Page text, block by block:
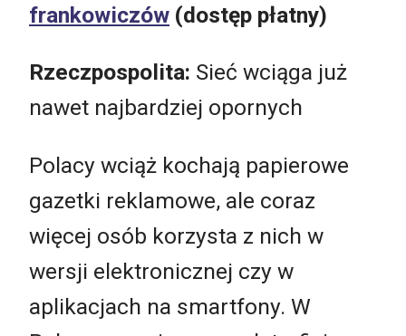
frankowiczów (dostęp płatny)
Rzeczpospolita: Sieć wciąga już
nawet najbardziej opornych
Polacy wciąż kochają papierowe
gazetki reklamowe, ale coraz
więcej osób korzysta z nich w
wersji elektronicznej czy w
aplikacjach na smartfony. W